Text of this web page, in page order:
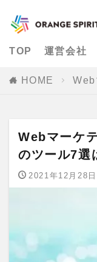
TOP 運営会社
HOME Web
Webマーケ
のツール7選
2021年12月28日